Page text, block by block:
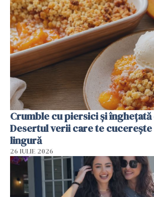
Crumble cu piersici și
Desertul verii care te
lingură
26 IULIE 2026